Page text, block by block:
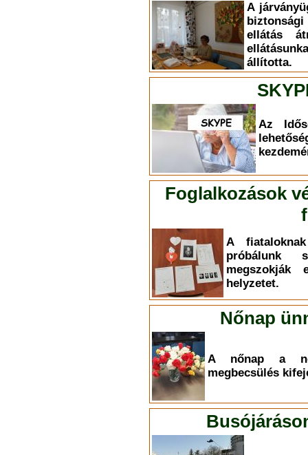
A
ellátás
állította.
Az
Foglalkozások
A
próbálunk
megszokják
helyzetet.
Nőnap
A nőnap a
megbecsülés